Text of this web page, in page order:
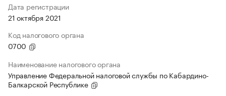
Дата регистрации
21 октября 2021
Код налогового органа
0700
Наименование налогового органа
Управление Федеральной налоговой службы по Кабардино-
Балкарской Республике